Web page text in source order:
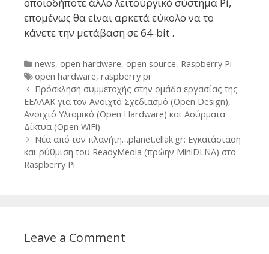
οποιοδήποτε άλλο λειτουργικό σύστημα Pi,
επομένως θα είναι αρκετά εύκολο να το
κάνετε την μετάβαση σε 64-bit .
Categories
news, open hardware, open source, Raspberry Pi
Tags
open hardware, raspberry pi
Post
navigation
Πρόσκληση συμμετοχής στην ομάδα εργασίας της
ΕΕΛΛΑΚ για τον Ανοιχτό Σχεδιασμό (Open Design),
Ανοιχτό Υλισμικό (Open Hardware) και Ασύρματα
Δίκτυα (Open WiFi)
Νέα από τον πλανήτη…planet.ellak.gr: Εγκατάσταση
και ρύθμιση του ReadyMedia (πρώην MiniDLNA) στο
Raspberry Pi
Leave a Comment